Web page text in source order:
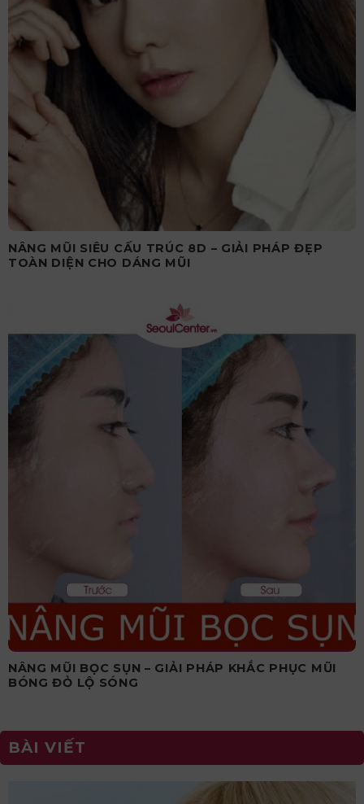
NÂNG MŨI SIÊU CẤU TRÚC 8D – GIẢI PHÁP ĐẸP
TOÀN DIỆN CHO DÁNG MŨI
NÂNG MŨI BỌC SỤN – GIẢI PHÁP KHẮC PHỤC MŨI
BÓNG ĐỎ LỘ SÓNG
BÀI VIẾT